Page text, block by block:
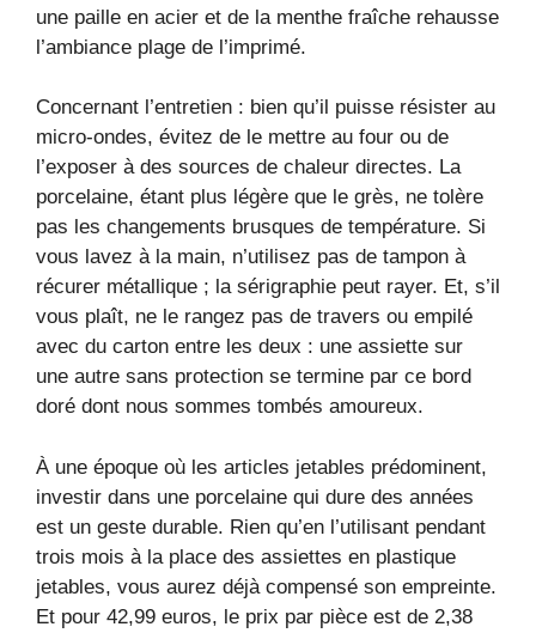
une paille en acier et de la menthe fraîche rehausse
l’ambiance plage de l’imprimé.
Concernant l’entretien : bien qu’il puisse résister au
micro-ondes, évitez de le mettre au four ou de
l’exposer à des sources de chaleur directes. La
porcelaine, étant plus légère que le grès, ne tolère
pas les changements brusques de température. Si
vous lavez à la main, n’utilisez pas de tampon à
récurer métallique ; la sérigraphie peut rayer. Et, s’il
vous plaît, ne le rangez pas de travers ou empilé
avec du carton entre les deux : une assiette sur
une autre sans protection se termine par ce bord
doré dont nous sommes tombés amoureux.
À une époque où les articles jetables prédominent,
investir dans une porcelaine qui dure des années
est un geste durable. Rien qu’en l’utilisant pendant
trois mois à la place des assiettes en plastique
jetables, vous aurez déjà compensé son empreinte.
Et pour 42,99 euros, le prix par pièce est de 2,38